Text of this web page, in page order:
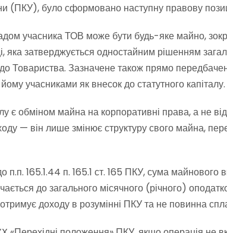
(ПКУ), було сформовано наступну правову
учасника ТОВ може бути будь-яке майно,
яка затверджується одностайним рішенням
Товариства. Зазначене також прямо
учасниками як внесок до статутного капіталу.
є обміном майна на корпоративні права, а не
— він лише змінює структуру свого майна,
165.1.44 п. 165.1 ст. 165 ПКУ, сума майнового
до загального місячного (річного)
доходу в розумінні ПКУ та не повинна